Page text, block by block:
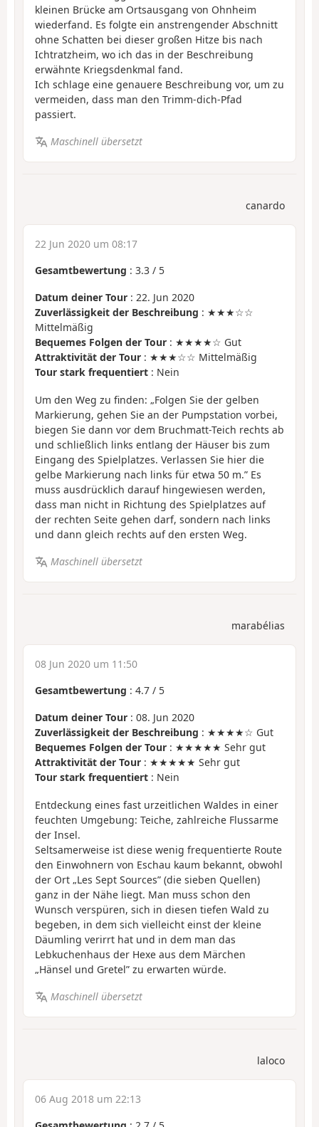
kleinen Brücke am Ortsausgang von Ohnheim
wiederfand. Es folgte ein anstrengender Abschnitt
ohne Schatten bei dieser großen Hitze bis nach
Ichtratzheim, wo ich das in der Beschreibung
erwähnte Kriegsdenkmal fand.
Ich schlage eine genauere Beschreibung vor, um zu
vermeiden, dass man den Trimm-dich-Pfad
passiert.
Maschinell übersetzt
canardo
22 Jun 2020 um 08:17
Gesamtbewertung : 3.3 / 5
Datum deiner Tour : 22. Jun 2020
Zuverlässigkeit der Beschreibung : ★★★☆☆
Mittelmäßig
Bequemes Folgen der Tour : ★★★★☆ Gut
Attraktivität der Tour : ★★★☆☆ Mittelmäßig
Tour stark frequentiert : Nein
Um den Weg zu finden: „Folgen Sie der gelben
Markierung, gehen Sie an der Pumpstation vorbei,
biegen Sie dann vor dem Bruchmatt-Teich rechts ab
und schließlich links entlang der Häuser bis zum
Eingang des Spielplatzes. Verlassen Sie hier die
gelbe Markierung nach links für etwa 50 m.” Es
muss ausdrücklich darauf hingewiesen werden,
dass man nicht in Richtung des Spielplatzes auf
der rechten Seite gehen darf, sondern nach links
und dann gleich rechts auf den ersten Weg.
Maschinell übersetzt
marabélias
08 Jun 2020 um 11:50
Gesamtbewertung : 4.7 / 5
Datum deiner Tour : 08. Jun 2020
Zuverlässigkeit der Beschreibung : ★★★★☆ Gut
Bequemes Folgen der Tour : ★★★★★ Sehr gut
Attraktivität der Tour : ★★★★★ Sehr gut
Tour stark frequentiert : Nein
Entdeckung eines fast urzeitlichen Waldes in einer
feuchten Umgebung: Teiche, zahlreiche Flussarme
der Insel.
Seltsamerweise ist diese wenig frequentierte Route
den Einwohnern von Eschau kaum bekannt, obwohl
der Ort „Les Sept Sources” (die sieben Quellen)
ganz in der Nähe liegt. Man muss schon den
Wunsch verspüren, sich in diesen tiefen Wald zu
begeben, in dem sich vielleicht einst der kleine
Däumling verirrt hat und in dem man das
Lebkuchenhaus der Hexe aus dem Märchen
„Hänsel und Gretel” zu erwarten würde.
Maschinell übersetzt
laloco
06 Aug 2018 um 22:13